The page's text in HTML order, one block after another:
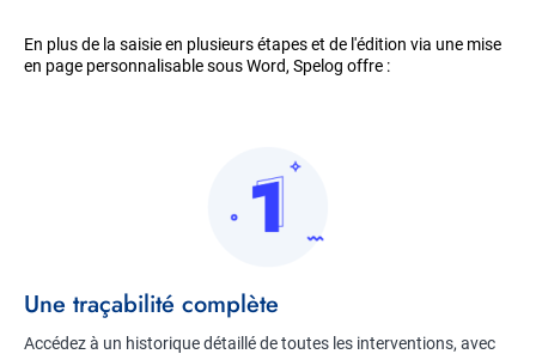
En plus de la saisie en plusieurs étapes et de l'édition via une mise
en page personnalisable sous Word, Spelog offre :
Title
Une traçabilité complète
Description
Accédez à un historique détaillé de toutes les interventions, avec